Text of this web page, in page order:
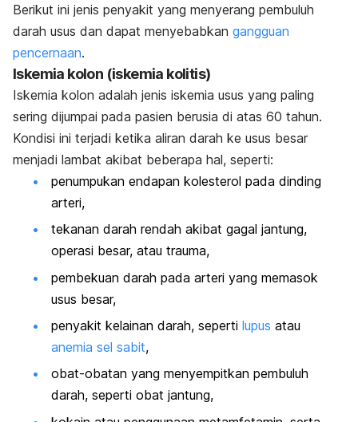
Berikut ini jenis penyakit yang menyerang pembuluh
darah usus dan dapat menyebabkan gangguan
pencernaan.
Iskemia kolon (iskemia kolitis)
Iskemia kolon adalah jenis iskemia usus yang paling
sering dijumpai pada pasien berusia di atas 60 tahun.
Kondisi ini terjadi ketika aliran darah ke usus besar
menjadi lambat akibat beberapa hal, seperti:
penumpukan endapan kolesterol pada dinding
arteri,
tekanan darah rendah akibat gagal jantung,
operasi besar, atau trauma,
pembekuan darah pada arteri yang memasok
usus besar,
penyakit kelainan darah, seperti lupus atau
anemia sel sabit,
obat-obatan yang menyempitkan pembuluh
darah, seperti obat jantung,